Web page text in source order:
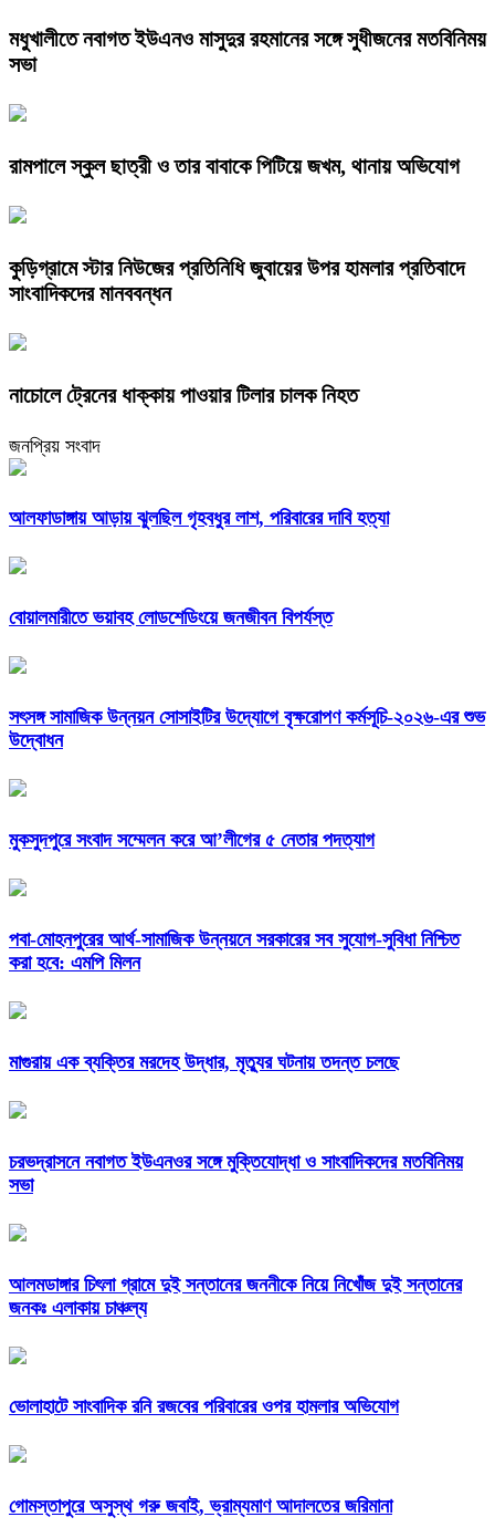
মধুখালীতে নবাগত ইউএনও মাসুদুর রহমানের সঙ্গে সুধীজনের মতবিনিময়
সভা
রামপালে স্কুল ছাত্রী ও তার বাবাকে পিটিয়ে জখম, থানায় অভিযোগ
কুড়িগ্রামে স্টার নিউজের প্রতিনিধি জুবায়ের উপর হামলার প্রতিবাদে
সাংবাদিকদের মানববন্ধন
নাচোলে ট্রেনের ধাক্কায় পাওয়ার টিলার চালক নিহত
জনপ্রিয় সংবাদ
আলফাডাঙ্গায় আড়ায় ঝুলছিল গৃহবধুর লাশ, পরিবারের দাবি হত্যা
বোয়ালমারীতে ভয়াবহ লোডশেডিংয়ে জনজীবন বিপর্যস্ত
সৎসঙ্গ সামাজিক উন্নয়ন সোসাইটির উদ্যোগে বৃক্ষরোপণ কর্মসূচি-২০২৬-এর শুভ
উদ্বোধন
মুকসুদপুরে সংবাদ সম্মেলন করে আ’লীগের ৫ নেতার পদত্যাগ
পবা-মোহনপুরের আর্থ-সামাজিক উন্নয়নে সরকারের সব সুযোগ-সুবিধা নিশ্চিত
করা হবে: এমপি মিলন
মাগুরায় এক ব্যক্তির মরদেহ উদ্ধার, মৃত্যুর ঘটনায় তদন্ত চলছে
চরভদ্রাসনে নবাগত ইউএনওর সঙ্গে মুক্তিযোদ্ধা ও সাংবাদিকদের মতবিনিময়
সভা
আলমডাঙ্গার চিৎলা গ্রামে দুই সন্তানের জননীকে নিয়ে নিখোঁজ দুই সন্তানের
জনকঃ এলাকায় চাঞ্চল্য
ভোলাহাটে সাংবাদিক রনি রজবের পরিবারের ওপর হামলার অভিযোগ
গোমস্তাপুরে অসুস্থ গরু জবাই, ভ্রাম্যমাণ আদালতের জরিমানা